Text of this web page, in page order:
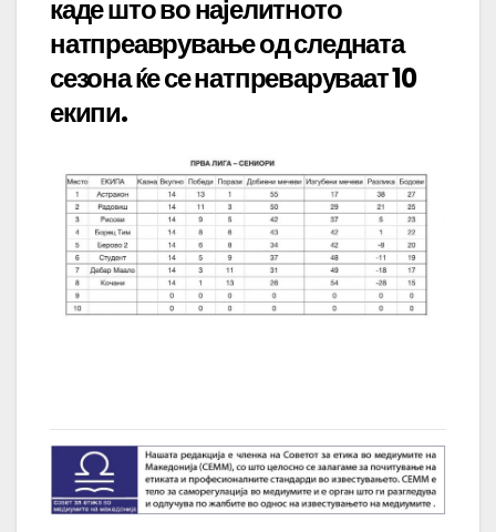
каде што во најелитното
натпреаврување од следната
сезона ќе се натпреваруваат 10
екипи.